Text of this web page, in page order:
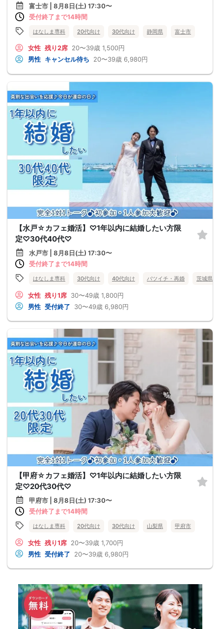
富士市 | 8月8日(土) 17:30〜
受付終了まで14時間
はなしま専科 20代向け 30代向け 静岡県 富士市
女性 残り2席 20〜39歳 1,500円
男性 キャンセル待ち 20〜39歳 6,980円
【水戸☆カフェ婚活】♡1年以内に結婚したい方限
定♡30代40代♡
水戸市 | 8月8日(土) 17:30〜
受付終了まで14時間
はなしま専科 30代向け 40代向け バツイチ・再婚 茨城県
女性 残り1席 30〜49歳 1,800円
男性 受付終了 30〜49歳 6,980円
【甲府☆カフェ婚活】♡1年以内に結婚したい方限
定♡20代30代♡
甲府市 | 8月8日(土) 17:30〜
受付終了まで14時間
はなしま専科 20代向け 30代向け 山梨県 甲府市
女性 残り1席 20〜39歳 1,700円
男性 受付終了 20〜39歳 6,980円